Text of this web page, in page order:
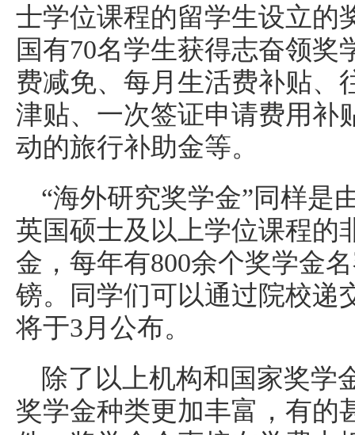
士学位课程的留学生设立的
国有70名学生获得志奋领
费减免、每月生活费补贴、
津贴、一次签证申请费用补
动的旅行补助金等。
“海外研究奖学金”同样是
英国硕士及以上学位课程的
金，每年有800余个奖学金
镑。同学们可以通过院校递
将于3月公布。
除了以上机构和国家奖学
奖学金种类更加丰富，有的